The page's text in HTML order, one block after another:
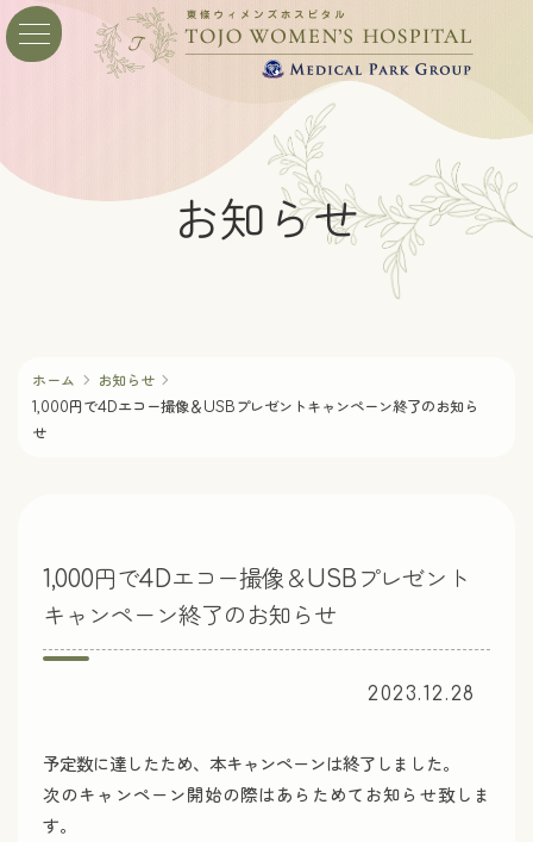
コ
ン
へ
ナ
ビ
ョ
お知らせ
ホーム
お知らせ
1,000円で4Dエコー撮像＆USBプレゼントキャンペーン終了のお知ら
せ
1,000円で4Dエコー撮像＆USBプレゼント
キャンペーン終了のお知らせ
2023.12.28
予定数に達したため、本キャンペーンは終了しました。
次のキャンペーン開始の際はあらためてお知らせ致しま
す。